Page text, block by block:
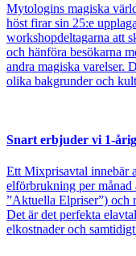
Mytologins magiska
höst firar sin 25:e
workshopdeltagarna att
och hänföra besökarna
andra magiska varelser.
olika bakgrunder och
Snart erbjuder vi 1-
Ett Mixprisavtal innebär
elförbrukning per månad
”Aktuella Elpriser”) och
Det är det perfekta
elkostnader och